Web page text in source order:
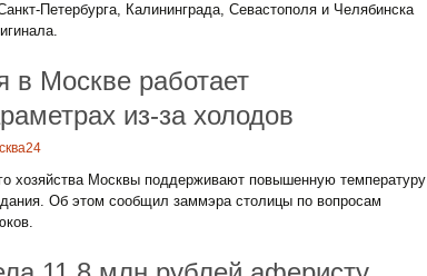
Петербурга, Калининграда, Севастополя и Челябинска
в Москве работает
из-за холодов
хозяйства Москвы поддерживают повышенную температуру
Об этом сообщил заммэра столицы по вопросам